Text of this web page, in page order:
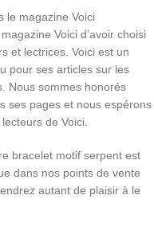
le magazine Voici
Voici d’avoir choisi
et lectrices. Voici est un
pour ses articles sur les
Nous sommes honorés
ses pages et nous espérons
de Voici.
bracelet motif serpent est
dans nos points de vente
autant de plaisir à le